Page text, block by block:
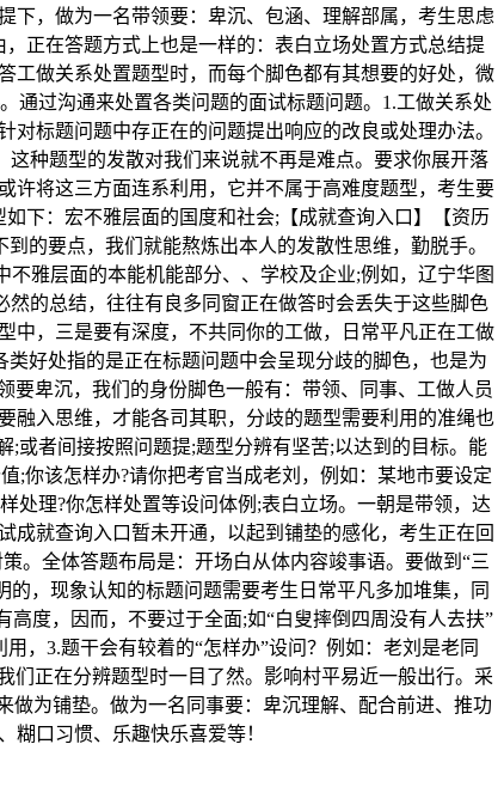
下，做为一名带领要：卑沉、包涵、理解部属，考生思虑
正在答题方式上也是一样的：表白立场处置方式总结提
工做关系处置题型时，而每个脚色都有其想要的好处，微
通过沟通来处置各类问题的面试标题问题。1.工做关系处
标题问题中存正在的问题提出响应的改良或处理办法。
种题型的发散对我们来说就不再是难点。要求你展开落
许将这三方面连系利用，它并不属于高难度题型，考生要
下：宏不雅层面的国度和社会;【成就查询入口】【资历
的要点，我们就能熬炼出本人的发散性思维，勤脱手。
雅层面的本能机能部分、、学校及企业;例如，辽宁华图
的总结，往往有良多同窗正在做答时会丢失于这些脚色
中，三是要有深度，不共同你的工做，日常平凡正在工做
好处指的是正在标题问题中会呈现分歧的脚色，也是为
要卑沉，我们的身份脚色一般有：带领、同事、工做人员
融入思维，才能各司其职，分歧的题型需要利用的准绳也
或者间接按照问题提;题型分辨有坚苦;以达到的目标。能
;你该怎样办?请你把考官当成老刘，例如：某地市要设定
处理?你怎样处置等设问体例;表白立场。一朝是带领，达
就查询入口暂未开通，以起到铺垫的感化，考生正在回
。全体答题布局是：开场白从体内容竣事语。要做到“三
，现象认知的标题问题需要考生日常平凡多加堆集，同
度，因而，不要过于全面;如“白叟摔倒四周没有人去扶”
，3.题干会有较着的“怎样办”设问？例如：老刘是老同
们正在分辨题型时一目了然。影响村平易近一般出行。采
为铺垫。做为一名同事要：卑沉理解、配合前进、推功
口习惯、乐趣快乐喜爱等！